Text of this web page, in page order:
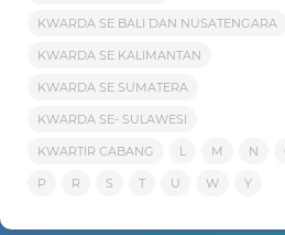
KWARDA SE BALI DAN NUSATENGARA
KWARDA SE KALIMANTAN
KWARDA SE SUMATERA
KWARDA SE- SULAWESI
KWARTIR CABANG L M N
P R S T U W Y